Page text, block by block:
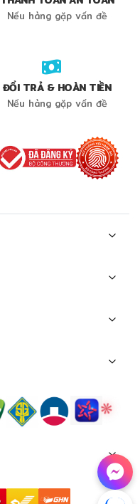
Nếu hàng gặp vấn đề
ĐỔI TRẢ & HOÀN TIỀN
Nếu hàng gặp vấn đề
❋